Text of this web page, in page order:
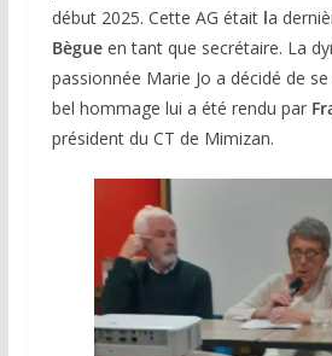
début 2025. Cette AG était la
Bègueen tant que secrétaire. La
passionnée Marie Jo a décidé de
bel hommage lui a été rendu par
président du CT de Mimizan.